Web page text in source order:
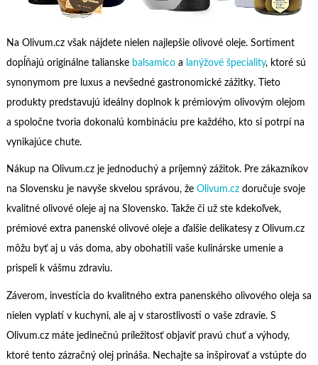
Na Olivum.cz však nájdete nielen najlepšie olivové oleje. Sortiment
dopĺňajú originálne talianske balsamicoa lanýžové špeciality, ktoré sú
synonymom pre luxus a nevšedné gastronomické zážitky. Tieto
produkty predstavujú ideálny doplnok k prémiovým olivovým olejom
a spoločne tvoria dokonalú kombináciu pre každého, kto si potrpí na
vynikajúce chute.
Nákup na Olivum.cz je jednoduchý a príjemný zážitok. Pre zákazníkov
na Slovensku je navyše skvelou správou, že Olivum.czdoručuje svoje
kvalitné olivové oleje aj na Slovensko. Takže či už ste kdekoľvek,
prémiové extra panenské olivové oleje a ďalšie delikatesy z Olivum.cz
môžu byť aj u vás doma, aby obohatili vaše kulinárske umenie a
prispeli k vášmu zdraviu.
Záverom, investícia do kvalitného extra panenského olivového oleja sa
nielen vyplatí v kuchyni, ale aj v starostlivosti o vaše zdravie. S
Olivum.cz máte jedinečnú príležitosť objaviť pravú chuť a výhody,
ktoré tento zázračný olej prináša. Nechajte sa inšpirovať a vstúpte do